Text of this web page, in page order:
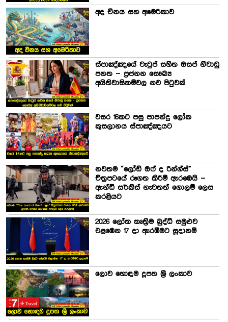
අද චීනය සහ අමෙරිකාව
ස්පාඤ්ඤයේ වැටුප් සහිත ඔසප් නිවාඩු
පනත – ප්‍රජනන සෞඛ්‍ය
අයිතිවාසිකම්වල නව පිටුවක්
වසර 16කට පසු පාපන්දු ලෝක
කුසලානය ස්පාඤ්ඤයට
නවතම “ලෝඩ් ඔෆ් ද රින්ග්ස්”
චිත්‍රපටයේ රූගත කිරීම් ඇරඹෙයි –
ඇන්ඩි සර්කිස් නැවතත් ගොලම් ලෙස
කරළියට
2026 ලෝක කෘත්‍රිම බුද්ධි සමුළුව
එළඹෙන 17 දා ඇරඹීමට සූදානම්
ලොව හොඳම දූපත ශ්‍රී ලංකාව